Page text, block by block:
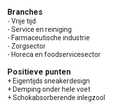
Branches
- Vrije tijd
- Service en reiniging
- Farmaceutische industrie
- Zorgsector
- Horeca en foodservicesector
Positieve punten
+ Eigentijds sneakerdesign
+ Demping onder hele voet
+ Schokabsorberende inlegzool